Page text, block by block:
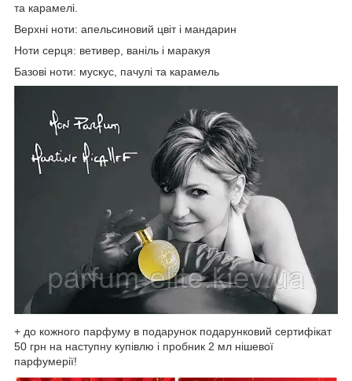
та карамелі.
Верхні ноти: апельсиновий цвіт і мандарин
Ноти серця: ветивер, ваніль і маракуя
Базові ноти: мускус, пачулі та карамель
+ до кожного парфуму в подарунок подарунковий сертифікат
50 грн на наступну купівлю і пробник 2 мл нішевої
парфумерії!